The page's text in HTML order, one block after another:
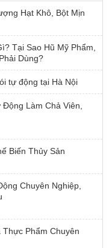
Hạt Khô, Bột Mịn
Tại Sao Hũ Mỹ Phẩm,
Dùng?
tự động tại Hà Nội
Làm Chả Viên,
Biến Thủy Sản
Chuyên Nghiệp,
Thực Phẩm Chuyên